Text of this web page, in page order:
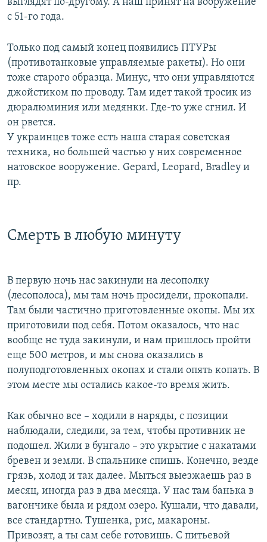
с 51-го года.
Только под самый конец появились ПТУРы
(противотанковые управляемые ракеты). Но они
тоже старого образца. Минус, что они управляются
джойстиком по проводу. Там идет такой тросик из
дюралюминия или медянки. Где-то уже сгнил. И
он рвется.
У украинцев тоже есть наша старая советская
техника, но большей частью у них современное
натовское вооружение. Gepard, Leopard, Bradley и
пр.
Смерть в любую минуту
В первую ночь нас закинули на лесополку
(лесополоса), мы там ночь просидели, прокопали.
Там были частично приготовленные окопы. Мы их
приготовили под себя. Потом оказалось, что нас
вообще не туда закинули, и нам пришлось пройти
еще 500 метров, и мы снова оказались в
полуподготовленных окопах и стали опять копать. В
этом месте мы остались какое-то время жить.
Как обычно все – ходили в наряды, с позиции
наблюдали, следили, за тем, чтобы противник не
подошел. Жили в бунгало – это укрытие с накатами
бревен и земли. В спальнике спишь. Конечно, везде
грязь, холод и так далее. Мыться выезжаешь раз в
месяц, иногда раз в два месяца. У нас там банька в
вагончике была и рядом озеро. Кушали, что давали,
все стандартно. Тушенка, рис, макароны.
Привозят, а ты сам себе готовишь. С питьевой